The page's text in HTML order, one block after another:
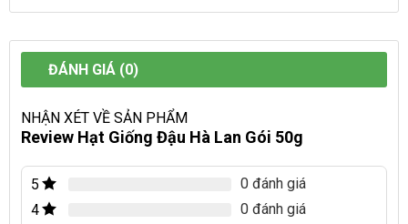
ĐÁNH GIÁ (0)
NHẬN XÉT VỀ SẢN PHẨM
Review Hạt Giống Đậu Hà Lan Gói 50g
5
0 đánh giá
4
0 đánh giá